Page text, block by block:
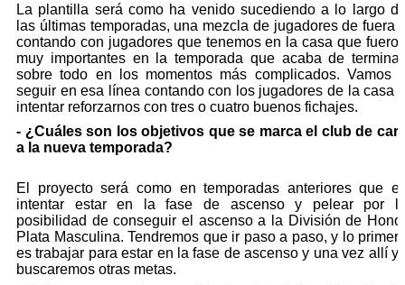
La plantilla será como ha venido sucediendo a lo largo
las últimas temporadas, una mezcla de jugadores de fuera
contando con jugadores que tenemos en la casa que
muy importantes en la temporada que acaba de
sobre todo en los momentos más complicados. Vamos
seguir en esa línea contando con los jugadores de la casa
intentar reforzarnos con tres o cuatro buenos fichajes.
- ¿Cuáles son los objetivos que se marca el club de
a la nueva temporada?
El proyecto será como en temporadas anteriores que
intentar estar en la fase de ascenso y pelear por
posibilidad de conseguir el ascenso a la División de
Plata Masculina. Tendremos que ir paso a paso, y lo
es trabajar para estar en la fase de ascenso y una vez allí
buscaremos otras metas.